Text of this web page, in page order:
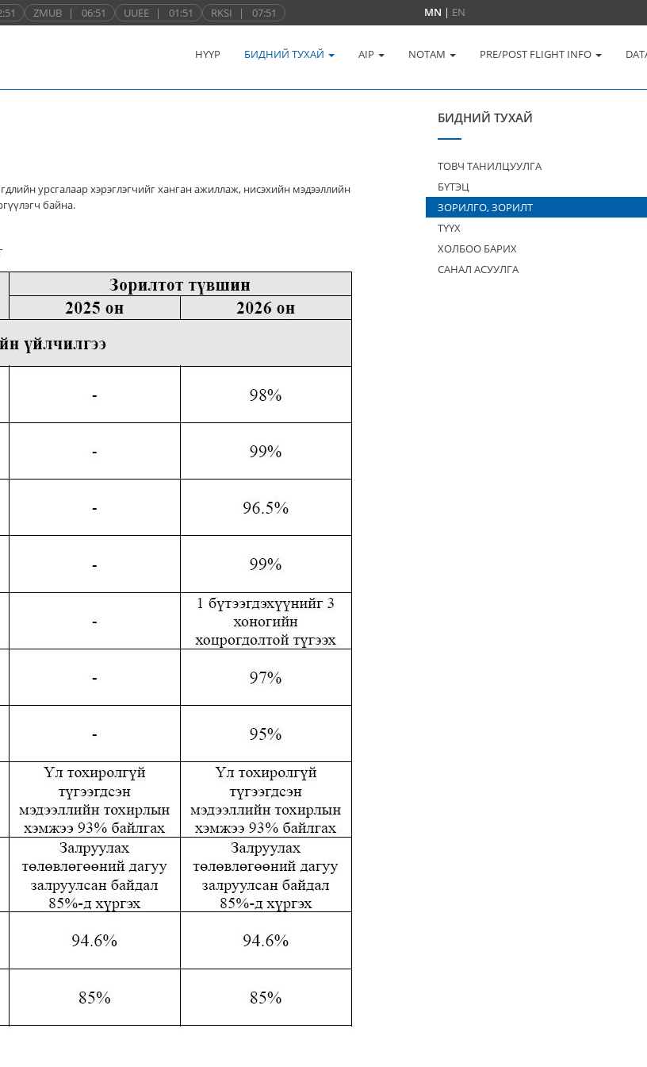
ZMUB | 06:51 UUEE | 01:51 RKSI | 07:51 MN | EN
НҮҮР БИДНИЙ ТУХАЙ AIP NOTAM PRE/POST FLIGHT INFO
урсгалаар хэрэглэгчийг ханган ажиллаж, нисэхийн мэдээллийн
байна.
БИДНИЙ ТУХАЙ
ТОВЧ ТАНИЛЦУУЛГА
БҮТЭЦ
ЗОРИЛГО, ЗОРИЛТ
ТҮҮХ
ХОЛБОО БАРИХ
САНАЛ АСУУЛГА